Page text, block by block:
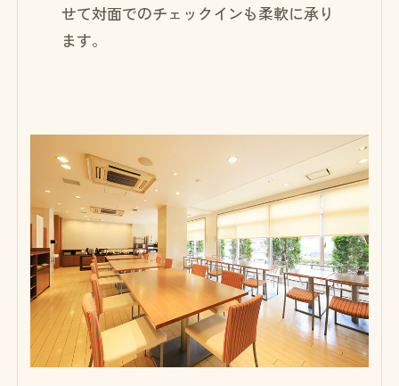
せて対面でのチェックインも柔軟に承り
ます。